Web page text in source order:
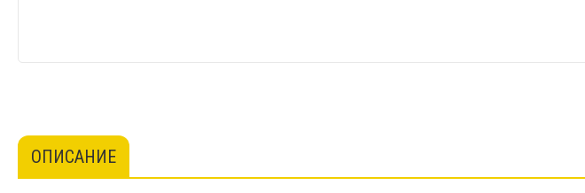
ОПИСАНИЕ